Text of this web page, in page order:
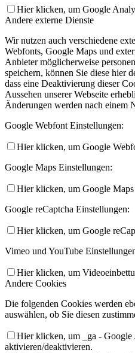
Hier klicken, um Google
Andere externe Dienste
Wir nutzen auch verschiedene
Webfonts, Google Maps und
Anbieter möglicherweise
speichern, können Sie diese hier
dass eine Deaktivierung dieser
Aussehen unserer Webseite
Änderungen werden nach einem
Google Webfont Einstellungen:
Hier klicken, um Google
Google Maps Einstellungen:
Hier klicken, um Google
Google reCaptcha Einstellungen:
Hier klicken, um Google
Vimeo und YouTube
Hier klicken, um
Andere Cookies
Die folgenden Cookies werden
auswählen, ob Sie diesen
Hier klicken, um _ga -
aktivieren/deaktivieren.